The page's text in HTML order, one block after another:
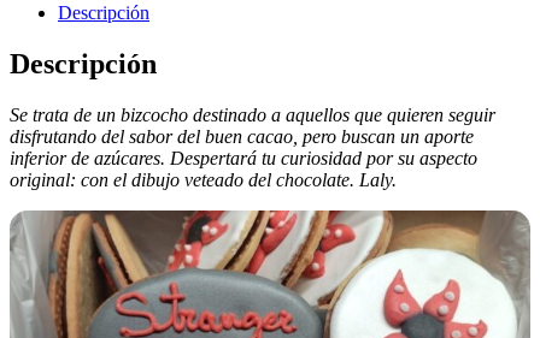
Descripción
Descripción
Se trata de un bizcocho destinado a aquellos que quieren seguir
disfrutando del sabor del buen cacao, pero buscan un aporte
inferior de azúcares. Despertará tu curiosidad por su aspecto
original: con el dibujo veteado del chocolate. Laly.